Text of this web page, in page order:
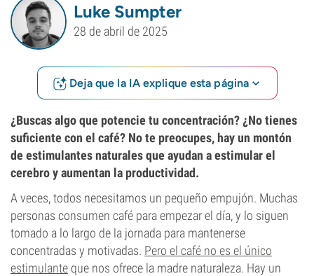
Luke Sumpter
28 de abril de 2025
Deja que la IA explique esta página
¿Buscas algo que potencie tu concentración? ¿No tienes
suficiente con el café? No te preocupes, hay un montón
de estimulantes naturales que ayudan a estimular el
cerebro y aumentan la productividad.
A veces, todos necesitamos un pequeño empujón. Muchas
personas consumen café para empezar el día, y lo siguen
tomado a lo largo de la jornada para mantenerse
concentradas y motivadas. Pero el café no es el único
estimulante que nos ofrece la madre naturaleza. Hay un